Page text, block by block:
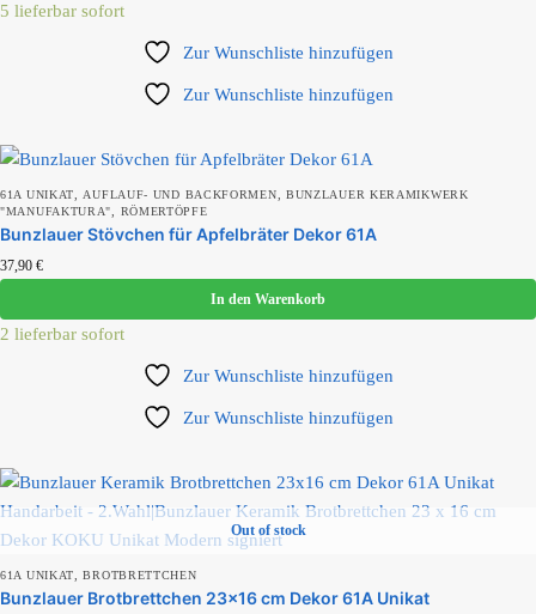
5 lieferbar sofort
Zur Wunschliste hinzufügen
Zur Wunschliste hinzufügen
61A UNIKAT,AUFLAUF- UND BACKFORMEN, BUNZLAUER KERAMIKWERK
"MANUFAKTURA", RÖMERTÖPFE
Bunzlauer Stövchen für Apfelbräter Dekor 61A
37,90 €
In den Warenkorb
2 lieferbar sofort
Zur Wunschliste hinzufügen
Zur Wunschliste hinzufügen
Out of stock
61A UNIKAT,BROTBRETTCHEN
Bunzlauer Brotbrettchen 23×16 cm Dekor 61A Unikat